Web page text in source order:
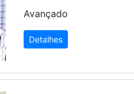
Avançado
Detalhes